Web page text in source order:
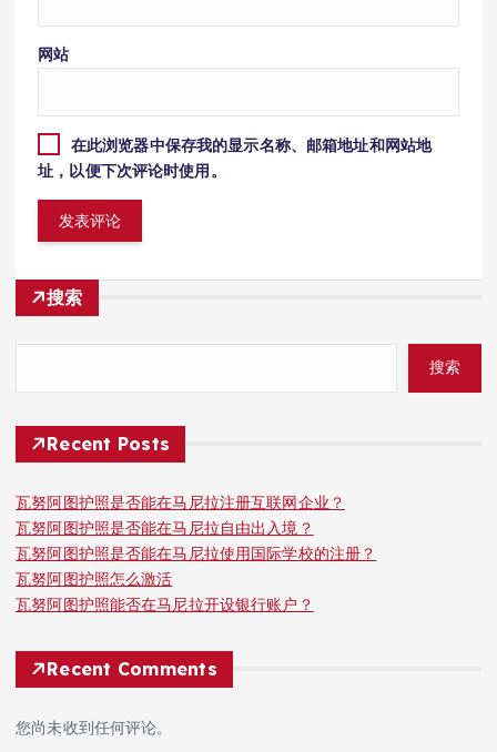
网站
在此浏览器中保存我的显示名称、邮箱地址和网站地
址，以便下次评论时使用。
搜索
搜索
Recent Posts
瓦努阿图护照是否能在马尼拉注册互联网企业？
瓦努阿图护照是否能在马尼拉自由出入境？
瓦努阿图护照是否能在马尼拉使用国际学校的注册？
瓦努阿图护照怎么激活
瓦努阿图护照能否在马尼拉开设银行账户？
Recent Comments
您尚未收到任何评论。